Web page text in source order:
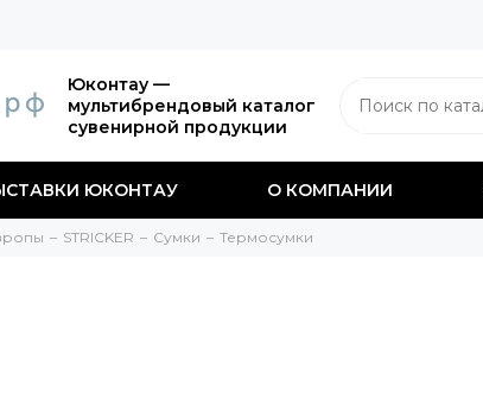
Юконтау —
мультибрендовый каталог
сувенирной продукции
ЮКОНТАУ О КОМПАНИИ
STRICKER Сумки Термосумки